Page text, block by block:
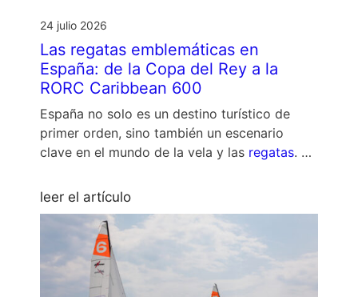
24 julio 2026
Las regatas emblemáticas en
España: de la Copa del Rey a la
RORC Caribbean 600
España no solo es un destino turístico de
primer orden, sino también un escenario
clave en el mundo de la vela y las regatas. …
leer el artículo